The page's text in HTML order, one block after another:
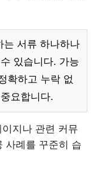
는 서류 하나하나
있습니다. 가능
확하고 누락 없
요합니다.
지나 관련 커뮤
사례를 꾸준히 습